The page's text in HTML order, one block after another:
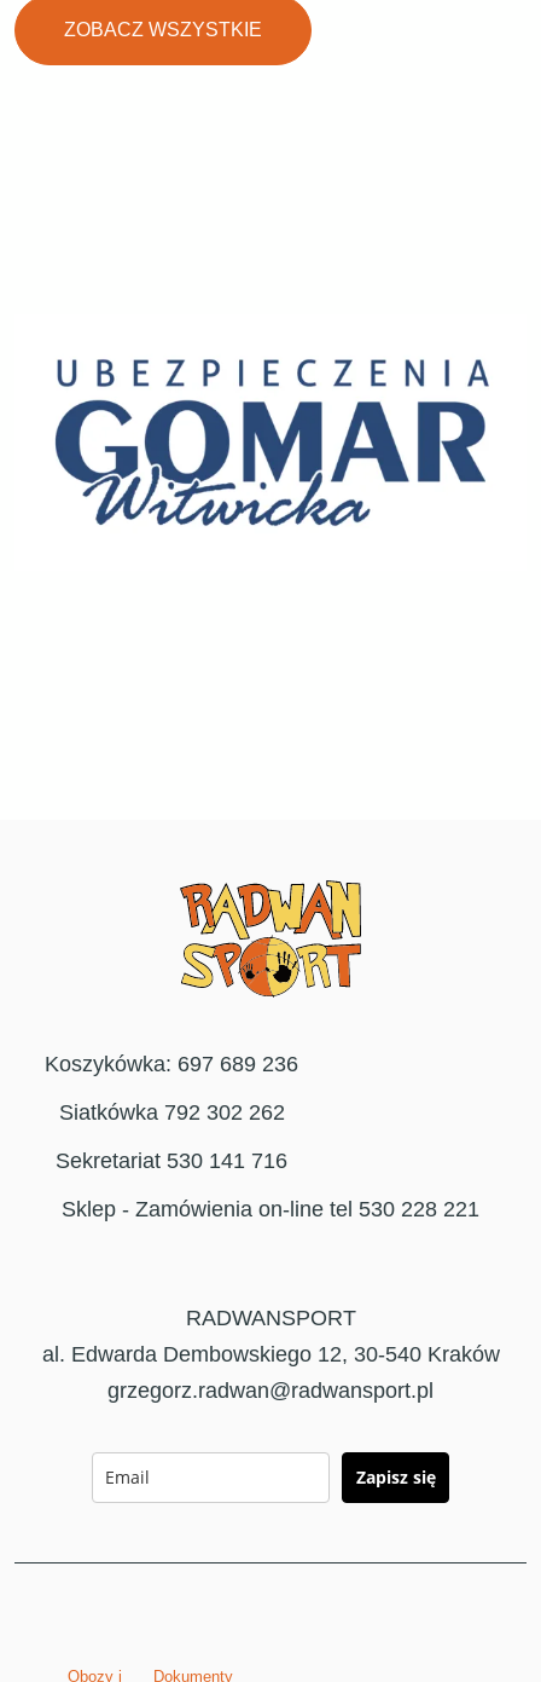
ZOBACZ WSZYSTKIE
Koszykówka: 697 689 236
Siatkówka 792 302 262
Sekretariat 530 141 716
Sklep - Zamówienia on-line tel 530 228 221
RADWANSPORT
al. Edwarda Dembowskiego 12, 30-540 Kraków
grzegorz.radwan@radwansport.pl
Zapisz się
Obozy i
Dokumenty